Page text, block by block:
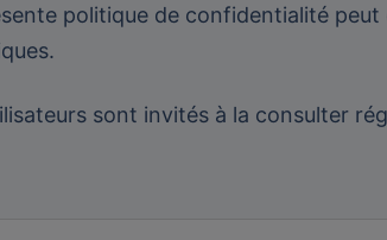
politique de confidentialité
sont invités à la consulter